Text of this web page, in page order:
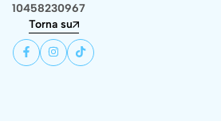
10458230967
Torna su